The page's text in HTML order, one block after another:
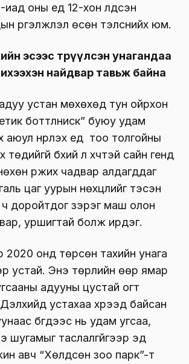
оны үед 12-хон үлдсэн
үргэлжлэл өсөн тэлснийх юм.
эсээс төрүүлсэн унагандаа
найдвар тавьж байна
устан мөхөхөд тун ойрхон
боттлниск” буюу удам
нүүрлэх үед тоо толгойны
бүхий л хүчтэй сайн генүүд
үржих чадвар алдагддаг
цаг уурын нөхцлийг тэсэн
доройтдог зэрэг маш олон
уршигтай болж ирдэг.
2020 онд төрсөн тахийн унага
устай. Энэ төрлийн өөр ямар
адууны цустай огт
Дэлхийд устахаа хүрээд байсан
бүгдээс нь удам угсаа,
шугамыг таслалгүйгээр эд
авч “Хөлдсөн зоо парк”-т